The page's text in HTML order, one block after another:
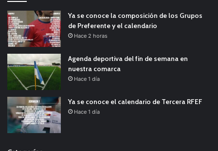
Ya se conoce la composición de los Grupos
de Preferente y el calendario
Hace 2 horas
Agenda deportiva del fin de semana en
nuestra comarca
Hace 1 día
Ya se conoce el calendario de Tercera RFEF
Hace 1 día